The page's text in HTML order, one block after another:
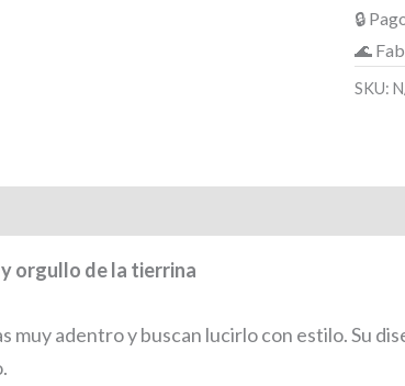
🔒
🌊
SKU:
orgullo de la tierrina
muy adentro y buscan lucirlo con estilo. Su